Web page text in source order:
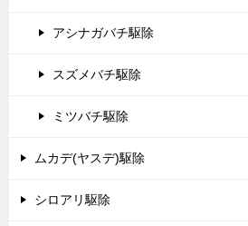
アシナガバチ駆除
スズメバチ駆除
ミツバチ駆除
ムカデ(ヤスデ)駆除
シロアリ駆除